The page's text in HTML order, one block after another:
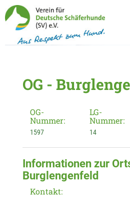
OG -
OG-
Nummer:
1597
LG-
Nummer:
14
Informationen zur
Burglengenfeld
Kontakt: